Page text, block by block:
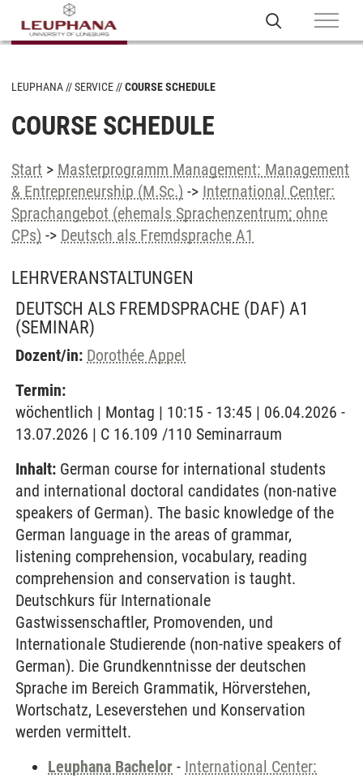
LEUPHANA SERVICE COURSE SCHEDULE
COURSE SCHEDULE
Start > Masterprogramm Management: Management
& Entrepreneurship (M.Sc.) -> International Center:
Sprachangebot (ehemals Sprachenzentrum; ohne
CPs) -> Deutsch als Fremdsprache A1
LEHRVERANSTALTUNGEN
DEUTSCH ALS FREMDSPRACHE (DAF) A1
(SEMINAR)
Dozent/in: Dorothée Appel
Termin:
wöchentlich | Montag | 10:15 - 13:45 | 06.04.2026 -
13.07.2026 | C 16.109 /110 Seminarraum
Inhalt: German course for international students
and international doctoral candidates (non-native
speakers of German). The basic knowledge of the
German language in the areas of grammar,
listening comprehension, vocabulary, reading
comprehension and conservation is taught.
Deutschkurs für Internationale
Gastwissenschaftler, Promovenden, und
Internationale Studierende (non-native speakers of
German). Die Grundkenntnisse der deutschen
Sprache im Bereich Grammatik, Hörverstehen,
Wortschatz, Leseverstehen und Konservation
werden vermittelt.
Leuphana Bachelor - International Center: